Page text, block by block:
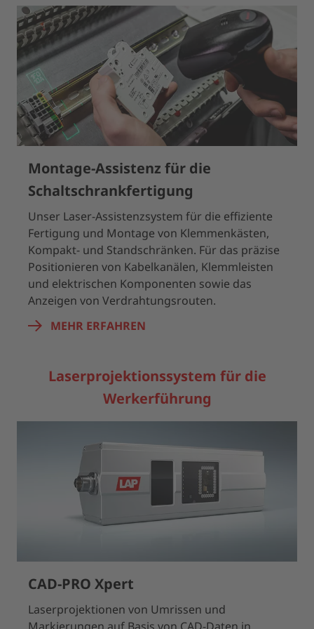
Montage-Assistenz für die
Schaltschrankfertigung
Unser Laser-Assistenzsystem für die effiziente
Fertigung und Montage von Klemmenkästen,
Kompakt- und Standschränken. Für das präzise
Positionieren von Kabelkanälen, Klemmleisten
und elektrischen Komponenten sowie das
Anzeigen von Verdrahtungsrouten.
MEHR ERFAHREN
Laserprojektionssystem für die
Werkerführung
CAD-PRO Xpert
Laserprojektionen von Umrissen und